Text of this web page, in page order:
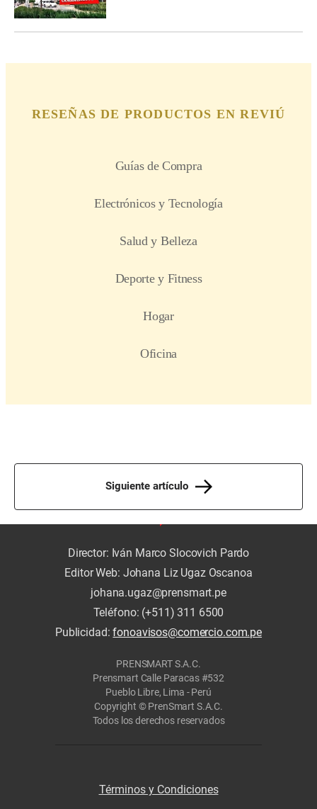
Siguiente artículo
Director: Iván Marco Slocovich Pardo
Editor Web: Johana Liz Ugaz Oscanoa
johana.ugaz@prensmart.pe
Teléfono: (+511) 311 6500
Publicidad:fonoavisos@comercio.com.pe
PRENSMART S.A.C.
Prensmart Calle Paracas #532
Pueblo Libre, Lima - Perú
Copyright © PrenSmart S.A.C.
Todos los derechos reservados
Términos y Condiciones